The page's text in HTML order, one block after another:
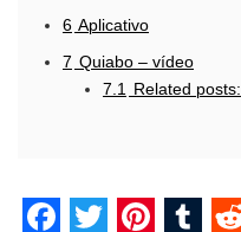
6 Aplicativo
7 Quiabo – vídeo
7.1 Related posts: